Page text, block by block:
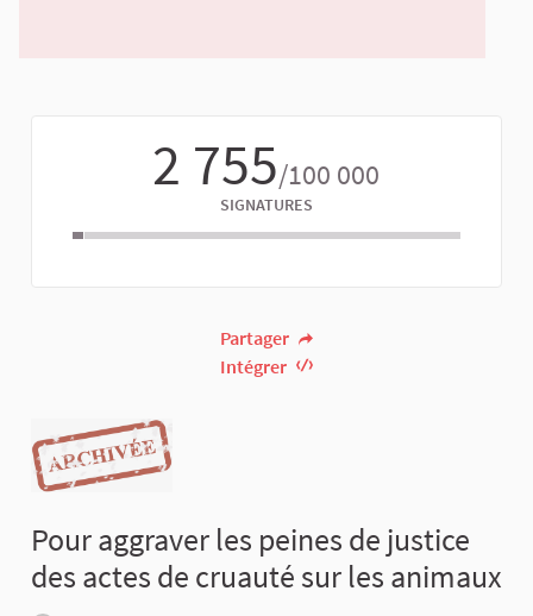
2 755/100 000
SIGNATURES
Partager
Intégrer
Pour aggraver les peines de justice
des actes de cruauté sur les animaux